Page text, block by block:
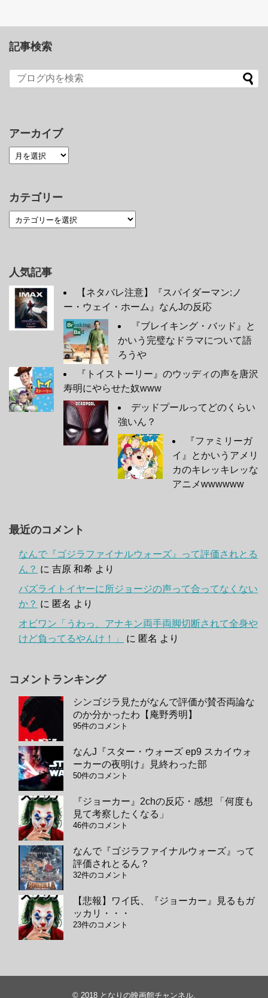
記事検索
アーカイブ
カテゴリー
人気記事
【ネタバレ注意】『スパイダーマン:ノ
ー・ウェイ・ホーム』なんJの反応
『ブレイキング・バッド』と
かいう完璧なドラマについて語
ろうや
『トイストーリー』のウッディの声を唐沢
寿明にやらせた奴www
デッドプールってどのくらい
強いん？
『ファミリーガ
イ』とかいうアメリ
カのキレッキレッな
アニメwwwwww
最近のコメント
なんで『ゴジラファイナルウォーズ』って評価されとる
ん？ に 吉原 和希 より
バズライトイヤーに所ジョージの声って合ってなくない
か？ に 匿名 より
オビワン「うわっ、アナキン両手両脚切断されて全身や
けど負ってるやんけ！」
に 匿名 より
コメントランキング
シンゴジラ見たがなんで評価が賛否両論な
のか分かったわ【庵野秀明】
95件のコメント
なんJ『スター・ウォーズ ep9 スカイウォ
ーカーの夜明け』見終わった部
50件のコメント
『ジョーカー』2chの反応・感想 「何度も
見て考察したくなる」
46件のコメント
なんで『ゴジラファイナルウォーズ』って
評価されとるん？
32件のコメント
【悲報】ワイ氏、『ジョーカー』見るもガ
ッカリ・・・
23件のコメント
© 2018 となりの映画館チャンネル.